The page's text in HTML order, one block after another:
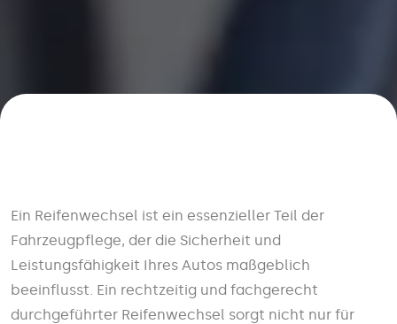
Ein Reifenwechsel ist ein essenzieller Teil der
Fahrzeugpflege, der die Sicherheit und
Leistungsfähigkeit Ihres Autos maßgeblich
beeinflusst. Ein rechtzeitig und fachgerecht
durchgeführter Reifenwechsel sorgt nicht nur für